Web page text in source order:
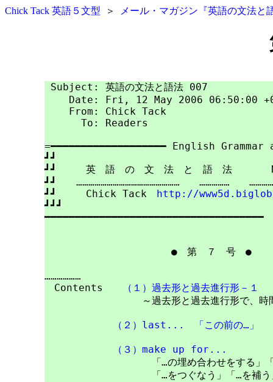
Chick Tack 英語５文型 ＞ メール・マガジン『英語の文法と
Subject: 英語の文法と語法 007
Date: Fri, 12 May 2006 06:50:00
    From: Chick Tack
      To: Readers
=━━━━━━━━━━━━━━━━━━━ English Grammar
┛┛
┛┛　　　英　語　の　文　法　と　語　法　　　
┛┛　　……………………………………………　　……………　　
┛┛　　　Chick Tack http://
┛┛┛
━━━━━━━━━━━━━━━━━━━━━━━━━━━━━━━━━━━━
● 第　７　号 ●
………………
Contents
（１）過去形と過去進行形－１
～過去形と過去進行形で、時間の長
（２）last...　「この前の…」
（３）make up for...
「…の埋め合わせをする」「…を
「…をつぐなう」「…を補う